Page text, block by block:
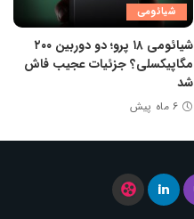
شیائومی
شیائومی ۱۸ پرو؛ دو دوربین ۲۰۰
مگاپیکسلی؟ جزئیات عجیب فاش
شد
۶ ماه پیش